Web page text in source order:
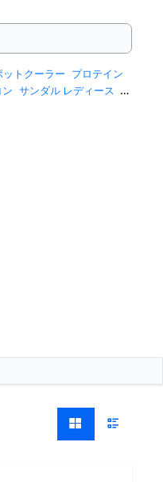
ットクーラー プロテイン
サンダル レディース ス